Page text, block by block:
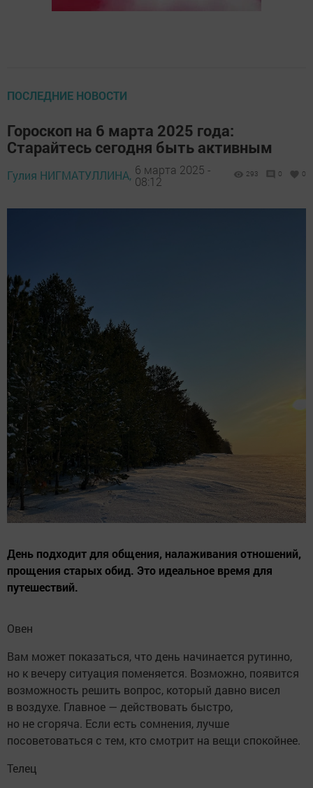
ПОСЛЕДНИЕ НОВОСТИ
Гороскоп на 6 марта 2025 года:
Старайтесь сегодня быть активным
Гулия НИГМАТУЛЛИНА, 6 марта 2025 -
08:12
293 0 0
День подходит для общения, налаживания отношений,
прощения старых обид. Это идеальное время для
путешествий.
Овен
Вам может показаться, что день начинается рутинно,
но к вечеру ситуация поменяется. Возможно, появится
возможность решить вопрос, который давно висел
в воздухе. Главное — действовать быстро,
но не сгоряча. Если есть сомнения, лучше
посоветоваться с тем, кто смотрит на вещи спокойнее.
Телец